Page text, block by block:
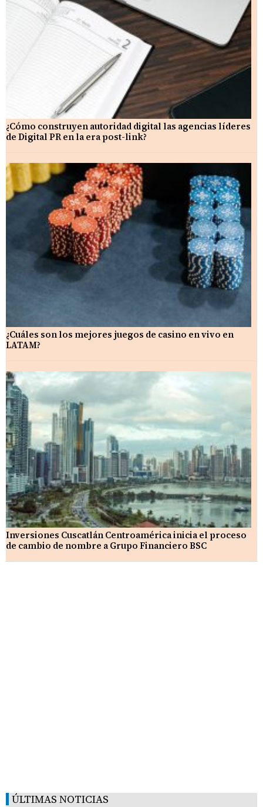
¿Cómo construyen autoridad digital las agencias líderes
de Digital PR en la era post-link?
¿Cuáles son los mejores juegos de casino en vivo en
LATAM?
Inversiones Cuscatlán Centroamérica inicia el proceso
de cambio de nombre a Grupo Financiero BSC
ÚLTIMAS NOTICIAS